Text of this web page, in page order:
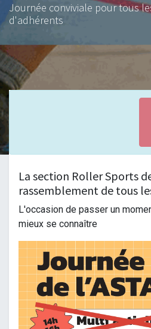
Journée conviviale pour tous
d'adhérents
La section Roller Sports
rassemblement de tous
L'occasion de passer un
mieux se connaître